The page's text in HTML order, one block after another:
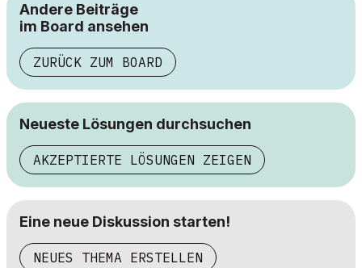
Andere Beiträge
im Board ansehen
ZURÜCK ZUM BOARD
Neueste Lösungen durchsuchen
AKZEPTIERTE LÖSUNGEN ZEIGEN
Eine neue Diskussion starten!
NEUES THEMA ERSTELLEN